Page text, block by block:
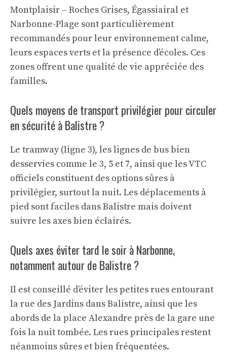
Montplaisir – Roches Grises, Égassiairal et
Narbonne-Plage sont particulièrement
recommandés pour leur environnement calme,
leurs espaces verts et la présence d’écoles. Ces
zones offrent une qualité de vie appréciée des
familles.
Quels moyens de transport privilégier pour circuler
en sécurité à Balistre ?
Le tramway (ligne 3), les lignes de bus bien
desservies comme le 3, 5 et 7, ainsi que les VTC
officiels constituent des options sûres à
privilégier, surtout la nuit. Les déplacements à
pied sont faciles dans Balistre mais doivent
suivre les axes bien éclairés.
Quels axes éviter tard le soir à Narbonne,
notamment autour de Balistre ?
Il est conseillé d’éviter les petites rues entourant
la rue des Jardins dans Balistre, ainsi que les
abords de la place Alexandre près de la gare une
fois la nuit tombée. Les rues principales restent
néanmoins sûres et bien fréquentées.